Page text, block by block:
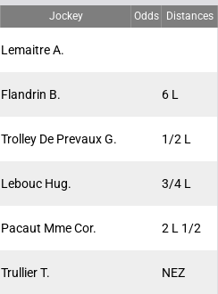
Jockey Odds Distances
Lemaitre A.
Flandrin B. 6 L
Trolley De Prevaux G. 1/2 L
Lebouc Hug. 3/4 L
Pacaut Mme Cor. 2 L 1/2
Trullier T. NEZ